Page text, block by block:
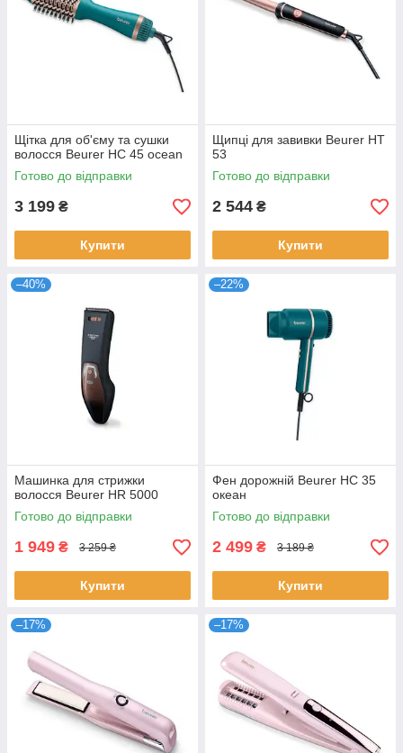
Щітка для об'єму та сушки
волосся Beurer HC 45 ocean
Готово до відправки
3 199 ₴
Купити
Щипці для завивки Beurer HT
53
Готово до відправки
2 544 ₴
Купити
–40%
Машинка для стрижки
волосся Beurer HR 5000
Готово до відправки
1 949 ₴ 3 259 ₴
Купити
–22%
Фен дорожній Beurer HC 35
океан
Готово до відправки
2 499 ₴ 3 189 ₴
Купити
–17% –17%